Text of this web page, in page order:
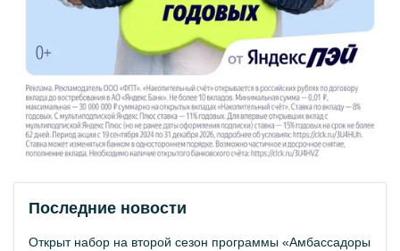
Последние новости
Открыт набор на второй сезон программы «Амбассадоры